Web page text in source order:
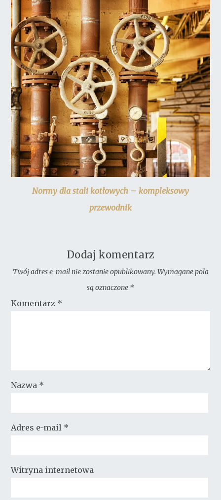
Normy dla stali kotłowych – kompleksowy
przewodnik
Dodaj komentarz
Twój adres e-mail nie zostanie opublikowany. Wymagane pola
są oznaczone *
Komentarz *
Nazwa *
Adres e-mail *
Witryna internetowa